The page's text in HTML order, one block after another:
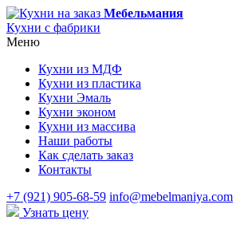
Мебельмания
Кухни с фабрики
Меню
Кухни из МДФ
Кухни из пластика
Кухни Эмаль
Кухни эконом
Кухни из массива
Наши работы
Как сделать заказ
Контакты
+7 (921) 905-68-59 info@mebelmaniya.com
Узнать цену